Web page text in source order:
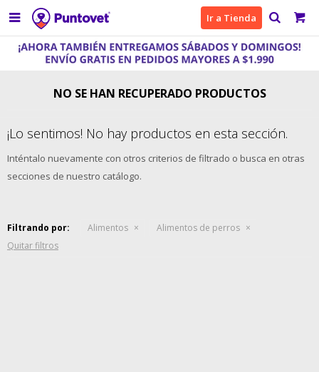
 Ir a Tienda
NO SE HAN RECUPERADO PRODUCTOS
¡Lo sentimos! No hay productos en esta sección.
Inténtalo nuevamente con otros criterios de filtrado o busca en otras
secciones de nuestro catálogo.
Filtrando por: Alimentos
Alimentos de perros
Quitar filtros